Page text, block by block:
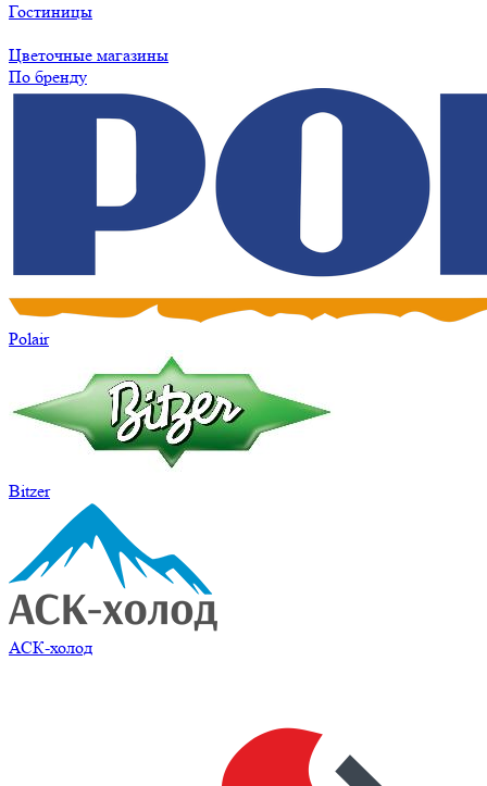
Гостиницы
Цветочные магазины
По бренду
Polair
Bitzer
АСК-холод